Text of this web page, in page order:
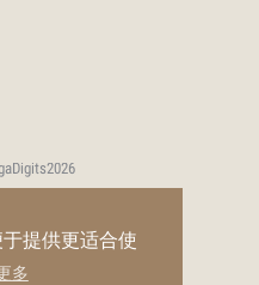
提供更适合使
多
2026